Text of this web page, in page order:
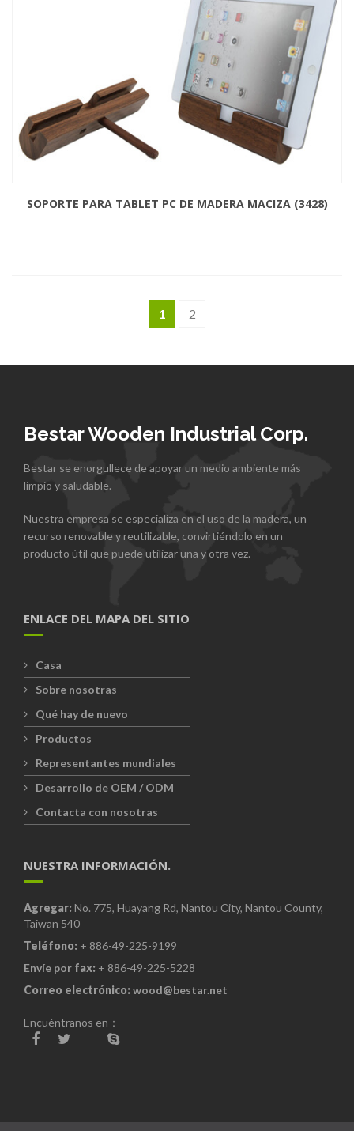
SOPORTE PARA TABLET PC DE MADERA MACIZA (3428)
1 2
Bestar Wooden Industrial Corp.
Bestar se enorgullece de apoyar un medio ambiente más
limpio y saludable.
Nuestra empresa se especializa en el uso de la madera, un
recurso renovable y reutilizable, convirtiéndolo en un
producto útil que puede utilizar una y otra vez.
ENLACE DEL MAPA DEL SITIO
Casa
Sobre nosotras
Qué hay de nuevo
Productos
Representantes mundiales
Desarrollo de OEM / ODM
Contacta con nosotras
NUESTRA INFORMACIÓN.
Agregar: No. 775, Huayang Rd, Nantou City, Nantou County,
Taiwan 540
Teléfono: + 886-49-225-9199
Envíe por fax: + 886-49-225-5228
Correo electrónico: wood@bestar.net
Encuéntranos en：